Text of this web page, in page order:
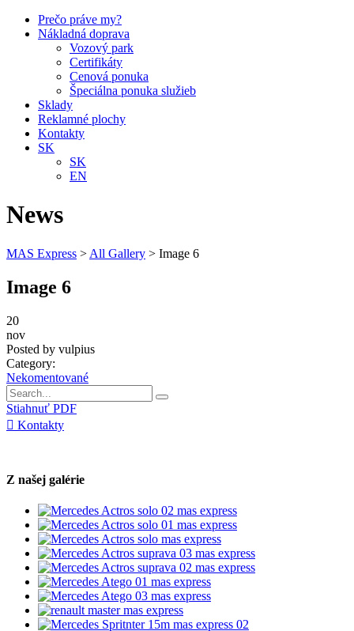
Prečo práve my?
Nákladná doprava
Vozový park
Certifikáty
Cenová ponuka
Špeciálna ponuka služieb
Sklady
Reklamné plochy
Kontakty
SK
SK
EN
News
MAS Express > All Gallery > Image 6
Image 6
20
nov
Posted by vulpius
Category:
Nekomentované
Stiahnuť PDF
Kontakty
Z našej galérie